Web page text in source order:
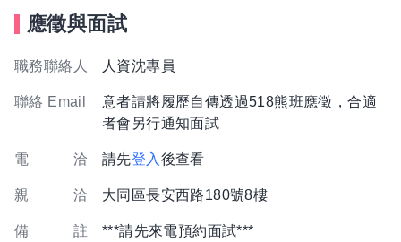
應徵與面試
職務聯絡人 人資沈專員
聯絡 Email
意者請將履歷自傳透過518熊班應徵，合適
者會另行通知面試
電 洽 請先登入 後查看
親 洽 大同區長安西路180號8樓
備 註 ***請先來電預約面試***